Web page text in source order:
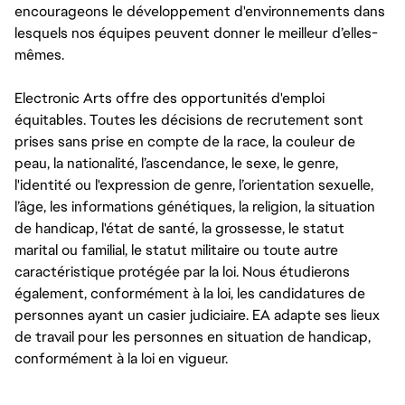
encourageons le développement d'environnements dans
lesquels nos équipes peuvent donner le meilleur d’elles-
mêmes.
Electronic Arts offre des opportunités d'emploi
équitables. Toutes les décisions de recrutement sont
prises sans prise en compte de la race, la couleur de
peau, la nationalité, l’ascendance, le sexe, le genre,
l'identité ou l'expression de genre, l’orientation sexuelle,
l’âge, les informations génétiques, la religion, la situation
de handicap, l'état de santé, la grossesse, le statut
marital ou familial, le statut militaire ou toute autre
caractéristique protégée par la loi. Nous étudierons
également, conformément à la loi, les candidatures de
personnes ayant un casier judiciaire. EA adapte ses lieux
de travail pour les personnes en situation de handicap,
conformément à la loi en vigueur.